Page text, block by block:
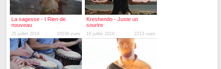
La sagesse - I Rien de
nouveau
25 juillet 2016 10538 vues
Kreshendo - Juste un
sourire
18 juillet 2016 2213 vues